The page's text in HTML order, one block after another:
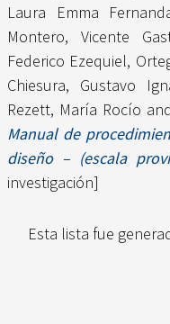
Laura Emma
Montero, Vicente
Federico Ezequiel,
Chiesura, Gustavo
Rezett, María Rocío and
Manual de
diseño – (escala
investigación]
Esta lista fue